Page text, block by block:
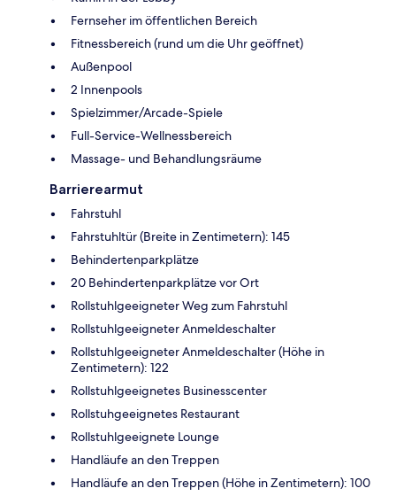
Fernseher im öffentlichen Bereich
Fitnessbereich (rund um die Uhr geöffnet)
Außenpool
2 Innenpools
Spielzimmer/Arcade-Spiele
Full-Service-Wellnessbereich
Massage- und Behandlungsräume
Barrierearmut
Fahrstuhl
Fahrstuhltür (Breite in Zentimetern): 145
Behindertenparkplätze
20 Behindertenparkplätze vor Ort
Rollstuhlgeeigneter Weg zum Fahrstuhl
Rollstuhlgeeigneter Anmeldeschalter
Rollstuhlgeeigneter Anmeldeschalter (Höhe in
Zentimetern): 122
Rollstuhlgeeignetes Businesscenter
Rollstuhgeeignetes Restaurant
Rollstuhlgeeignete Lounge
Handläufe an den Treppen
Handläufe an den Treppen (Höhe in Zentimetern): 100